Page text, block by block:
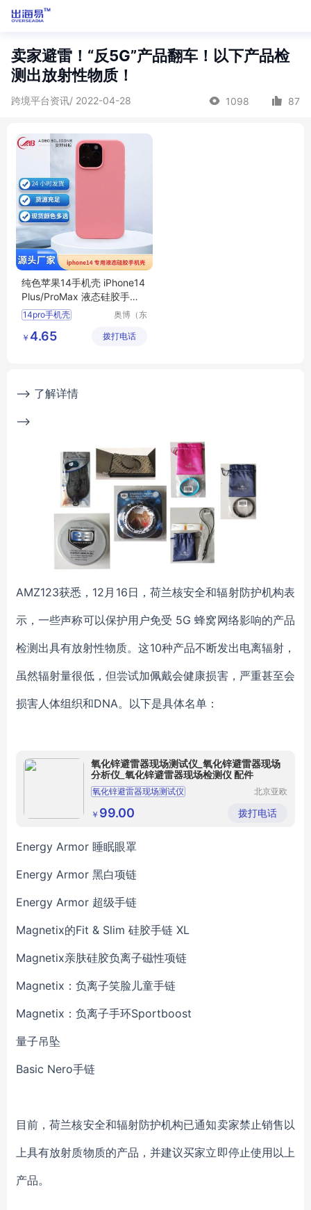
卖家避雷！“反5G”产品翻车！以下产品检
测出放射性物质！
跨境平台资讯/ 2022-04-28 1098 87
纯色苹果14手机壳 iPhone14
Plus/ProMax 液态硅胶手机
套防摔
14pro手机壳
硅胶手机壳
奥博（东
硅橡胶制
￥ 4.65 拨打电话
--> 了解详情
-->
AMZ123获悉，12月16日，荷兰核安全和辐射防护机构表
示，一些声称可以保护用户免受 5G 蜂窝网络影响的产品
检测出具有放射性物质。这10种产品不断发出电离辐射，
虽然辐射量很低，但尝试加佩戴会健康损害，严重甚至会
损害人体组织和DNA。以下是具体名单：
氧化锌避雷器现场测试仪_氧化锌避雷器现场
分析仪_氧化锌避雷器现场检测仪 配件
氧化锌避雷器现场测试仪
氧化锌避雷器现场分析仪
氧化锌避雷器现场检测仪
北京亚欧
有限公司
￥ 99.00 拨打电话
Energy Armor 睡眠眼罩
Energy Armor 黑白项链
Energy Armor 超级手链
Magnetix的Fit & Slim 硅胶手链 XL
Magnetix亲肤硅胶负离子磁性项链
Magnetix：负离子笑脸儿童手链
Magnetix：负离子手环Sportboost
量子吊坠
Basic Nero手链
目前，荷兰核安全和辐射防护机构已通知卖家禁止销售以
上具有放射质物质的产品，并建议买家立即停止使用以上
产品。